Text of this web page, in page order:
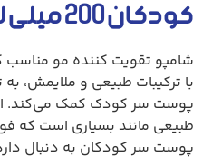
کودکان 200 میلی لیتر سریتا
با ترکیبات طبیعی و ملايمش،
پوست سر کودک کمک می‌کند.
طبیعی مانند بسیاری است که
پوست سر کودکان به دنبال